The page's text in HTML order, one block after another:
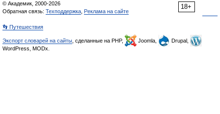
18+
© Академик, 2000-2026
Обратная связь: Техподдержка Реклама на сайте
👣 Путешествия
Экспорт словарей на сайты , сделанные на PHP, Joomla,
Drupal,
WordPress, MODx.